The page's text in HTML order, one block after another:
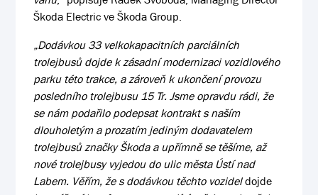
Škoda Electric ve Škoda Group.
„Dodávkou 33 velkokapacitních parciálních
trolejbusů dojde k zásadní modernizaci vozidlového
parku této trakce, a zároveň k ukončení provozu
posledního trolejbusu 15 Tr. Jsme opravdu rádi, že
se nám podařilo podepsat kontrakt s naším
dlouholetým a prozatím jediným dodavatelem
trolejbusů značky Škoda a upřímně se těšíme, až
nové trolejbusy vyjedou do ulic města Ústí nad
Labem. Věřím, že s dodávkou těchto vozideldojde